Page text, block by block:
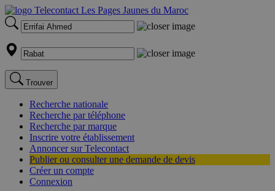
Trouver
Recherche nationale
Recherche par téléphone
Recherche par marque
Inscrire votre établissement
Annoncer sur Telecontact
Publier ou consulter une demande de devis
Créer un compte
Connexion